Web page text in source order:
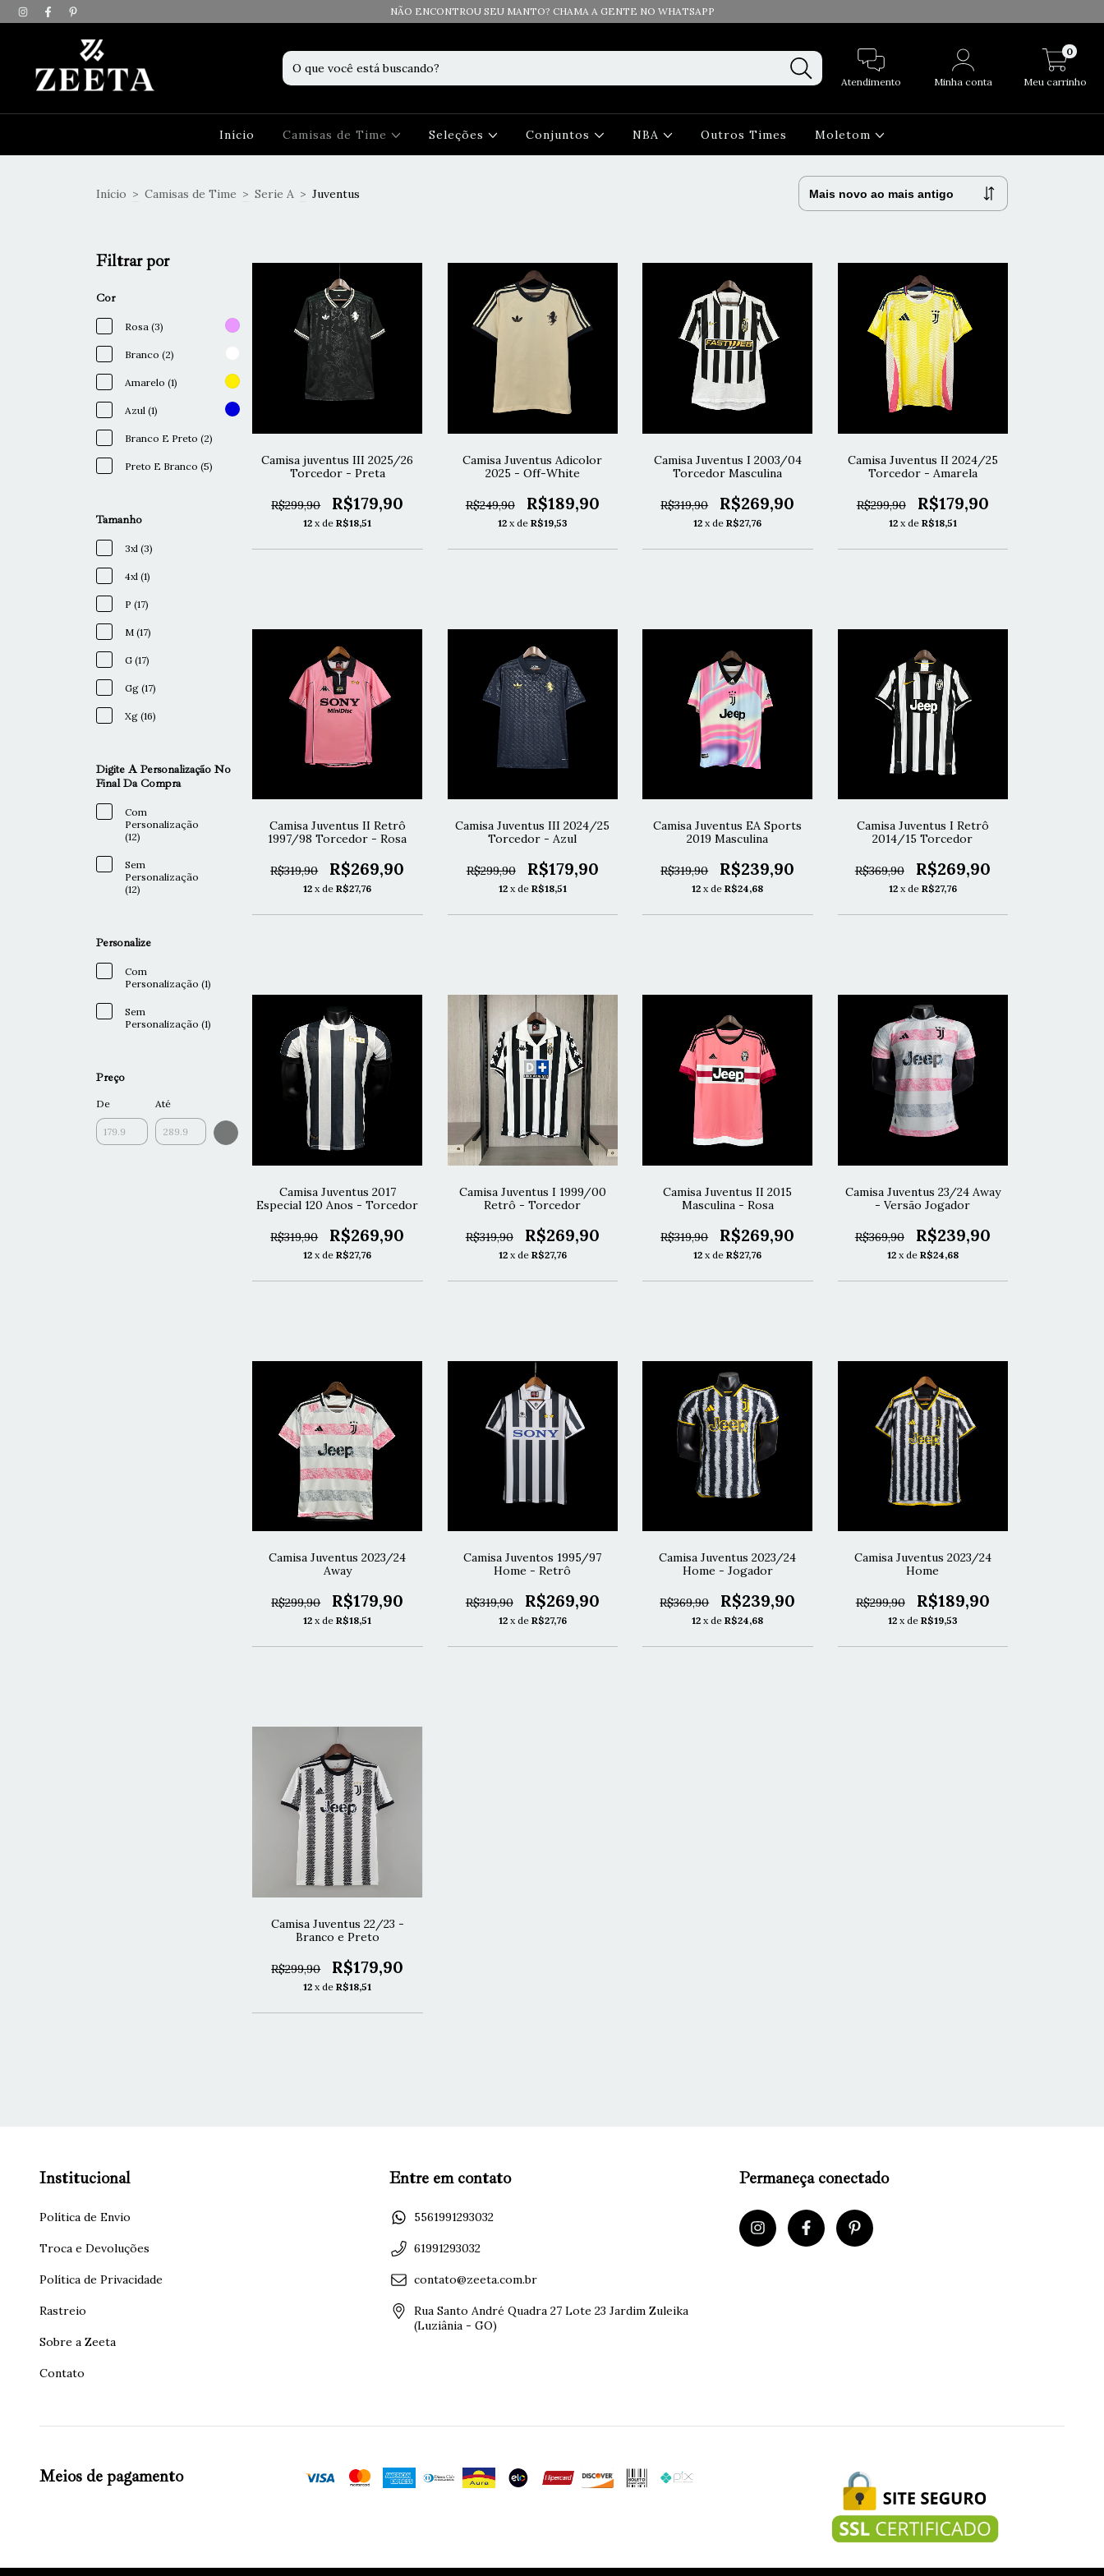
NÃO ENCONTROU SEU MANTO? CHAMA A GENTE NO WHATSAPP
Atendimento Minha conta Meu carrinho
0
Início Camisas de Time Seleções Conjuntos NBA Outros Times Moletom
Início > Camisas de Time > Serie A > Juventus
Filtrar por
Cor
Rosa (3)
Branco (2)
Amarelo (1)
Azul (1)
Branco E Preto (2)
Preto E Branco (5)
Tamanho
3xl (3)
4xl (1)
P (17)
M (17)
G (17)
Gg (17)
Xg (16)
Digite A Personalização No
Final Da Compra
Com
Personalização
(12)
Sem
Personalização
(12)
Personalize
Com
Personalização (1)
Sem
Personalização (1)
Preço
De Até
Camisa juventus III 2025/26
Torcedor - Preta
R$299,90 R$179,90
12 x deR$18,51
Camisa Juventus Adicolor
2025 - Off-White
R$249,90 R$189,90
12 x de R$19,53
Camisa Juventus I 2003/04
Torcedor Masculina
R$319,90 R$269,90
12 x deR$27,76
Camisa Juventus II 2024/25
Torcedor - Amarela
R$299,90 R$179,90
12 x de R$18,51
Camisa Juventus II Retrô
1997/98 Torcedor - Rosa
R$319,90 R$269,90
12 x deR$27,76
Camisa Juventus III 2024/25
Torcedor - Azul
R$299,90 R$179,90
12 x de R$18,51
Camisa Juventus EA Sports
2019 Masculina
R$319,90 R$239,90
12 x deR$24,68
Camisa Juventus I Retrô
2014/15 Torcedor
R$369,90 R$269,90
12 x de R$27,76
Camisa Juventus 2017
Especial 120 Anos - Torcedor
R$319,90 R$269,90
12 x deR$27,76
Camisa Juventus I 1999/00
Retrô - Torcedor
R$319,90 R$269,90
12 x de R$27,76
Camisa Juventus II 2015
Masculina - Rosa
R$319,90 R$269,90
12 x deR$27,76
Camisa Juventus 23/24 Away
- Versão Jogador
R$369,90 R$239,90
12 x de R$24,68
Camisa Juventus 2023/24
Away
R$299,90 R$179,90
12 x deR$18,51
Camisa Juventos 1995/97
Home - Retrô
R$319,90 R$269,90
12 x de R$27,76
Camisa Juventus 2023/24
Home - Jogador
R$369,90 R$239,90
12 x deR$24,68
Camisa Juventus 2023/24
Home
R$299,90 R$189,90
12 x de R$19,53
Camisa Juventus 22/23 -
Branco e Preto
R$299,90 R$179,90
12 x deR$18,51
Institucional
Política de Envio
Troca e Devoluções
Política de Privacidade
Rastreio
Sobre a Zeeta
Contato
Entre em contato
5561991293032
61991293032
contato@zeeta.com.br
Rua Santo André Quadra 27 Lote 23 Jardim Zuleika
(Luziânia - GO)
Permaneça conectado
Meios de pagamento